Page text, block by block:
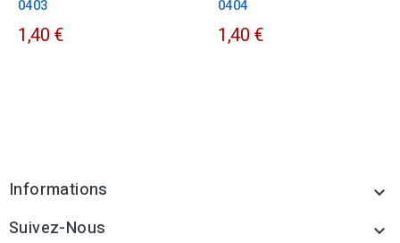
0403
1,40 €
0404
1,40 €
Informations 
Suivez-Nous 